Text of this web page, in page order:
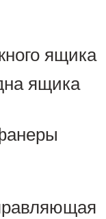
ящика
ящика